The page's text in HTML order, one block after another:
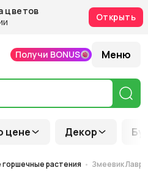
цветов
Открыть
цене Декор
Получи BONUS Меню
растения Змеевик